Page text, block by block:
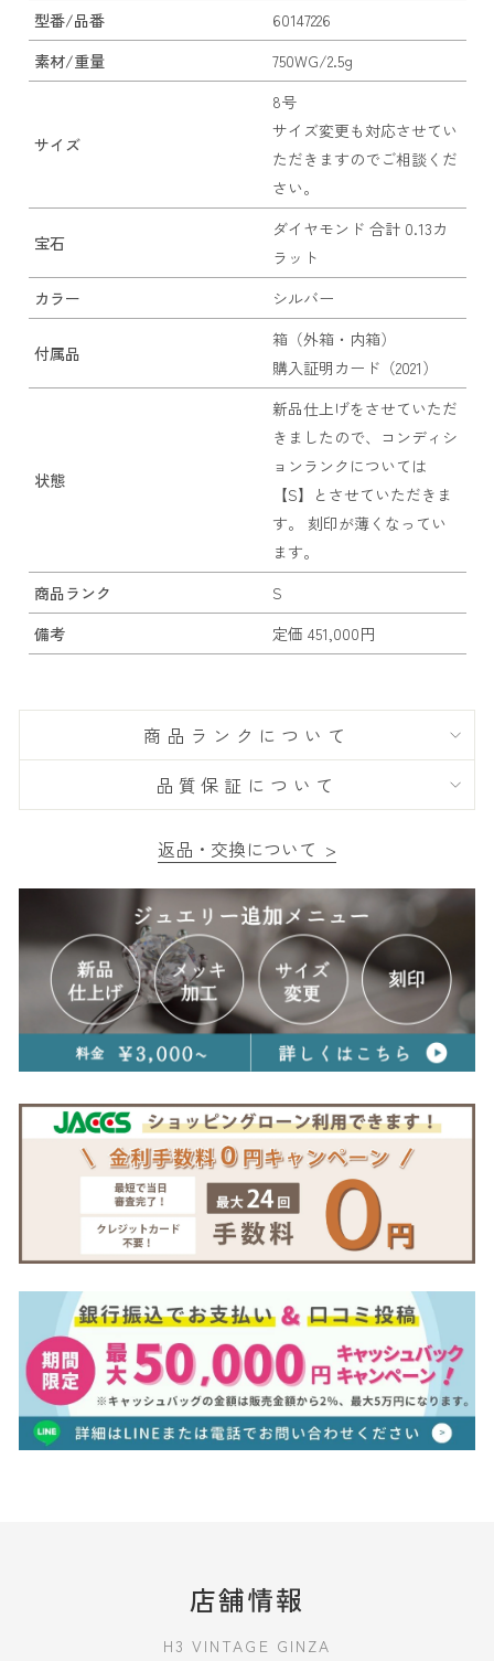
型番/品番
60147226
素材/重量
750WG/2.5g
サイズ
8号
サイズ変更も対応させてい
ただきますのでご相談くだ
さい。
宝石
ダイヤモンド 合計 0.13カ
ラット
カラー
シルバー
付属品
箱（外箱・内箱）
購入証明カード（2021）
状態
新品仕上げをさせていただ
きましたので、コンディシ
ョンランクについては
【S】とさせていただきま
す。 刻印が薄くなってい
ます。
商品ランク
S
備考
定価 451,000円
商品ランクについて
品質保証について
返品・交換について >
店舗情報
H3 VINTAGE GINZA